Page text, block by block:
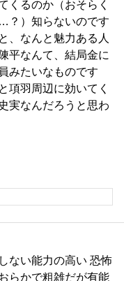
くるのか（おそらく
？）知らないのです
、なんと魅力ある人
平なんて、結局金に
みたいなものです
項羽周辺に効いてく
実なんだろうと思わ
ない能力の高い 恐怖
らかで粗雑だが有能